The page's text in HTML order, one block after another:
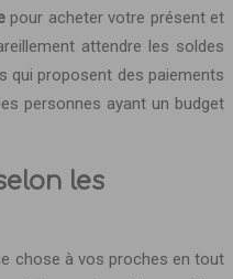
pour acheter votre présent et
attendre les soldes
qui proposent des paiements
personnes ayant un budget
les
chose à vos proches en tout